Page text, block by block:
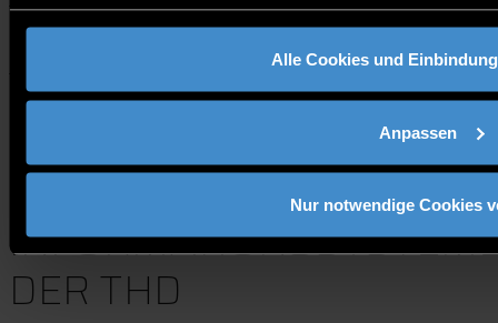
Alle Cookies und
Anpassen
Nur notwendige Cookies
FÜR
DER THD